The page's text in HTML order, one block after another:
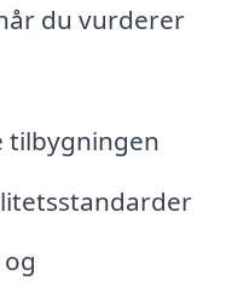
du vurderer
tilbygningen